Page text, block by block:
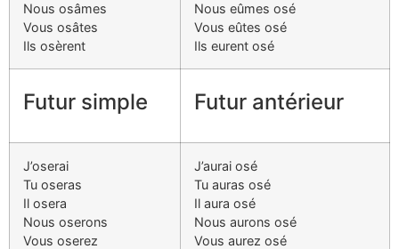
Nous osâmes
Vous osâtes
Ils osèrent
Nous eûmes osé
Vous eûtes osé
Ils eurent osé
Futur simple Futur antérieur
J’oserai
Tu oseras
Il osera
Nous oserons
Vous oserez
J’aurai osé
Tu auras osé
Il aura osé
Nous aurons osé
Vous aurez osé